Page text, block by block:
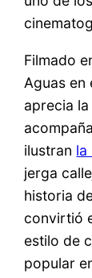
Filmado
Aguas en
aprecia
ilustran la
jerga
historia
convirtió
estilo de
popular